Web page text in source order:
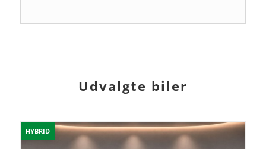
Udvalgte biler
HYBRID